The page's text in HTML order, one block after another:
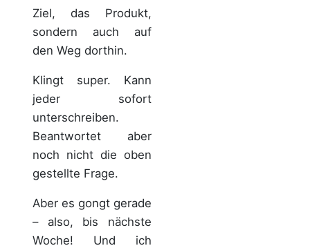
Ziel, das Produkt,
sondern auch auf
den Weg dorthin.
Klingt super. Kann
jeder sofort
unterschreiben.
Beantwortet aber
noch nicht die oben
gestellte Frage.
Aber es gongt gerade
– also, bis nächste
Woche! Und ich